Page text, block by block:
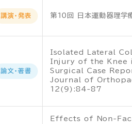
講演・発表 第10回 日本運動器理学
論文・著書
Isolated Lateral
Injury of the Knee
Surgical Case
Journal of
12(9):84-87
Effects of Non-